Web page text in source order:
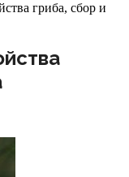
гриба, сбор и